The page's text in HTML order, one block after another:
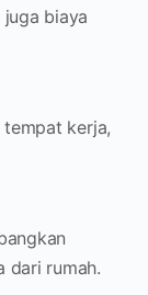
biaya
kerja,
dari rumah.